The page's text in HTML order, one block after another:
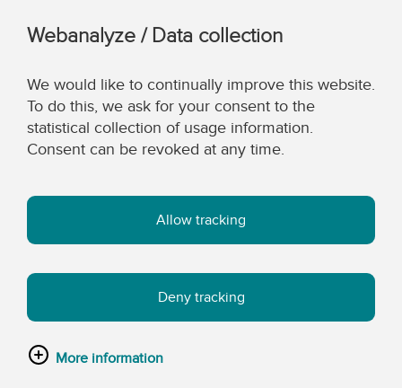
Webanalyze / Data collection
We would like to continually improve this website.
To do this, we ask for your consent to the
statistical collection of usage information.
Consent can be revoked at any time.
Allow tracking
Deny tracking
More information